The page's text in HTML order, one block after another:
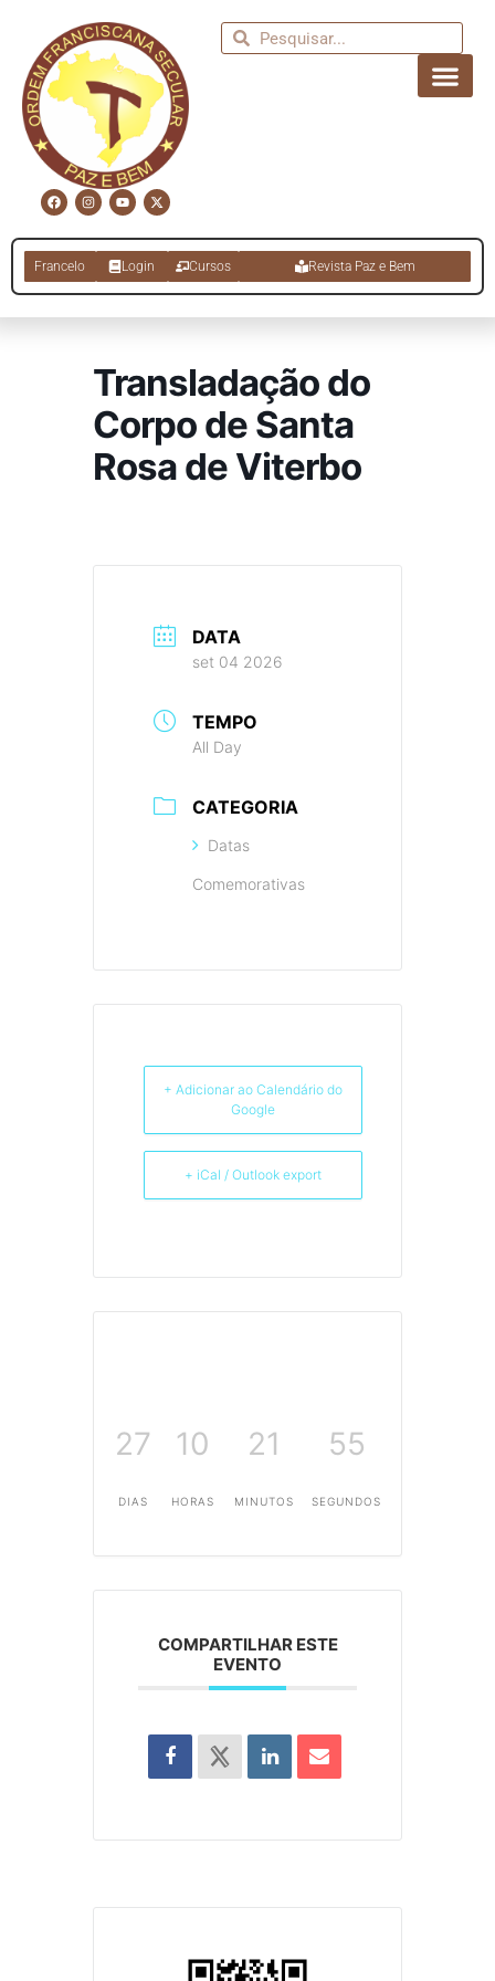
Francelo Login Cursos Revista Paz e Bem
Transladação do
Corpo de Santa
Rosa de Viterbo
DATA
set 04 2026
TEMPO
All Day
CATEGORIA
Datas
Comemorativas
+ Adicionar ao Calendário do
Google
+ iCal / Outlook export
27
DIAS
10
HORAS
21
MINUTOS
55
SEGUNDOS
COMPARTILHAR ESTE
EVENTO